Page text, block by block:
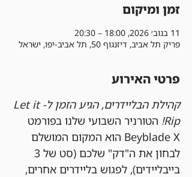
זמן ומיקום
11 בנוב׳ 2026, 18:00 – 20:30
פריק תל אביב, דיזנגוף 50, תל אביב-יפו, ישראל
פרטי האירוע
קהילת הבליידרים, הגיע הזמן ל-Let it
Rip! הטורניר השבועי שלנו בפורמט
Beyblade X הוא המקום המושלם
בייבליידים), לפגוש בליידרים אחרים,